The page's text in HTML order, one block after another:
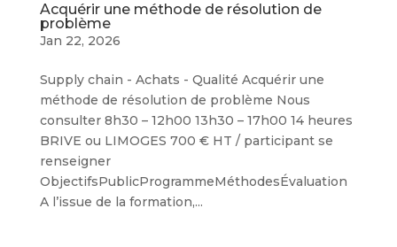
Acquérir une méthode de résolution de
problème
Jan 22, 2026
Supply chain - Achats - Qualité Acquérir une
méthode de résolution de problème Nous
consulter 8h30 – 12h00 13h30 – 17h00 14 heures
BRIVE ou LIMOGES 700 € HT / participant se
renseigner
ObjectifsPublicProgrammeMéthodesÉvaluation
A l’issue de la formation,...